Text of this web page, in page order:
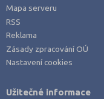
Mapa serveru
RSS
Reklama
Zásady zpracování OÚ
Nastavení cookies
Užitečné informace